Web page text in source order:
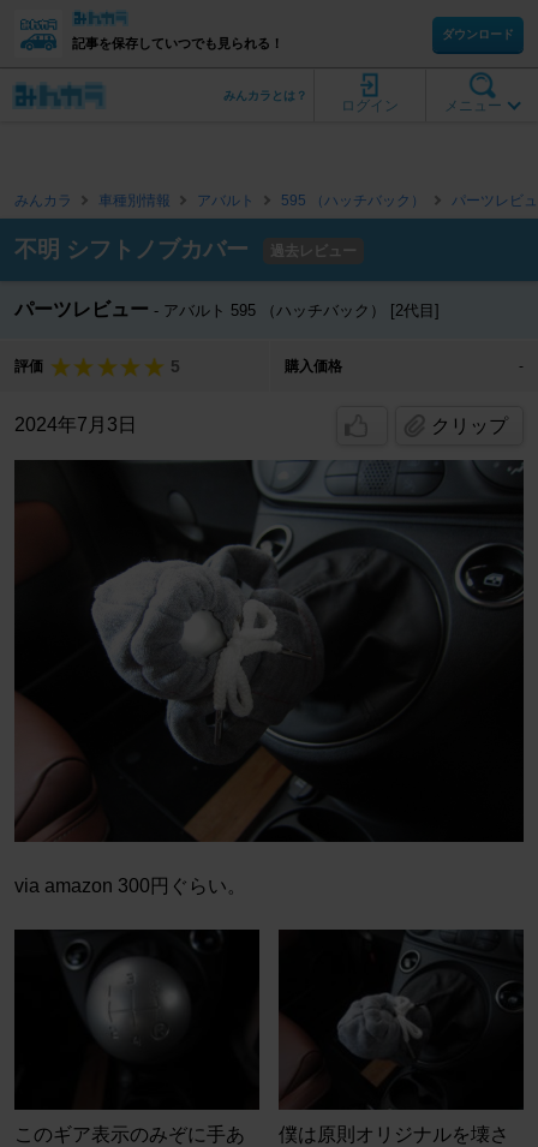
記事を保存していつでも見られる！
ダウンロード
メニュー
ログイン
みんカラとは？
みんカラ 車種別情報 アバルト 595 （ハッチバック） パーツレビ
不明 シフトノブカバー 過去レビュー
パーツレビュー アバルト 595 （ハッチバック） [2代目]
評価 5 購入価格 -
2024年7月3日 クリップ
via amazon 300円ぐらい。
このギア表示のみぞに手あ
僕は原則オリジナルを壊さ